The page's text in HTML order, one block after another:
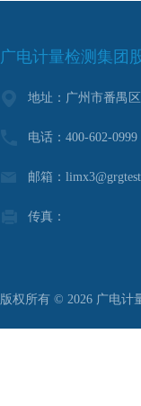
广电计量检测集团
地址：广州市番禺
电话：400-602-0999
邮箱：
传真：
版权所有 © 2026 广电计